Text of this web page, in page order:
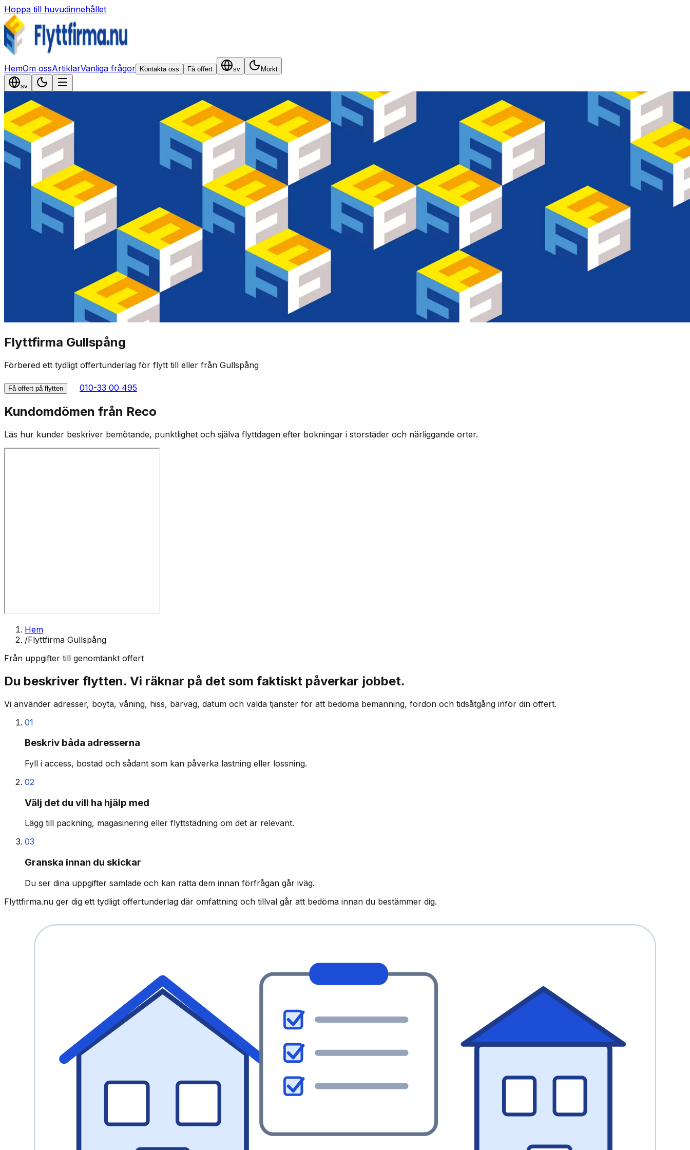
Hoppa till huvudinnehållet
HemOm ossArtiklarVanliga frågor Kontakta oss Få offert sv Mörkt
sv
Flyttfirma Gullspång
Förbered ett tydligt offertunderlag för flytt till eller från Gullspång
Få offert på flytten 010-33 00 495
Kundomdömen från Reco
Läs hur kunder beskriver bemötande, punktlighet och själva flyttdagen efter bokningar i storstäder och närliggande orter.
Hem
/Flyttfirma Gullspång
Från uppgifter till genomtänkt offert
Du beskriver flytten. Vi räknar på det som faktiskt påverkar jobbet.
Vi använder adresser, boyta, våning, hiss, bärväg, datum och valda tjänster för att bedöma bemanning, fordon och tidsåtgång inför din offert.
01
Beskriv båda adresserna
Fyll i access, bostad och sådant som kan påverka lastning eller lossning.
02
Välj det du vill ha hjälp med
Lägg till packning, magasinering eller flyttstädning om det är relevant.
03
Granska innan du skickar
Du ser dina uppgifter samlade och kan rätta dem innan förfrågan går iväg.
Flyttfirma.nu ger dig ett tydligt offertunderlag där omfattning och tillval går att bedöma innan du bestämmer dig.